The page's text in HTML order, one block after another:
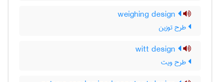
طرح توزین
طرح ویت